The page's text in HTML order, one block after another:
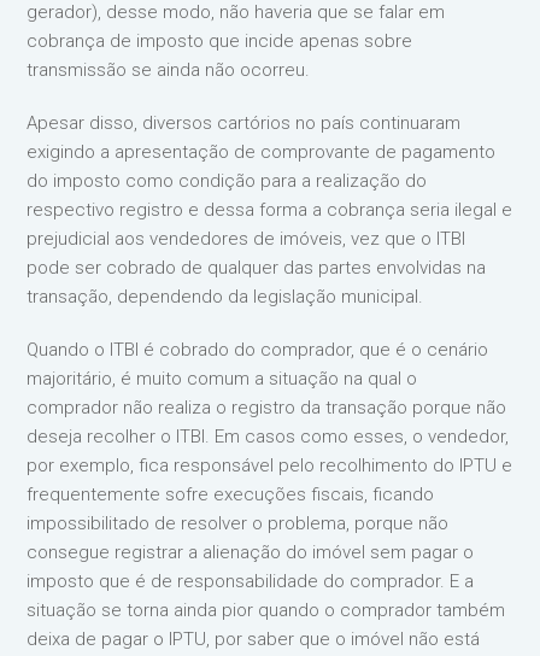
gerador), desse modo, não haveria que se falar em
cobrança de imposto que incide apenas sobre
transmissão se ainda não ocorreu.
Apesar disso, diversos cartórios no país continuaram
exigindo a apresentação de comprovante de pagamento
do imposto como condição para a realização do
respectivo registro e dessa forma a cobrança seria ilegal e
prejudicial aos vendedores de imóveis, vez que o ITBI
pode ser cobrado de qualquer das partes envolvidas na
transação, dependendo da legislação municipal.
Quando o ITBI é cobrado do comprador, que é o cenário
majoritário, é muito comum a situação na qual o
comprador não realiza o registro da transação porque não
deseja recolher o ITBI. Em casos como esses, o vendedor,
por exemplo, fica responsável pelo recolhimento do IPTU e
frequentemente sofre execuções fiscais, ficando
impossibilitado de resolver o problema, porque não
consegue registrar a alienação do imóvel sem pagar o
imposto que é de responsabilidade do comprador. E a
situação se torna ainda pior quando o comprador também
deixa de pagar o IPTU, por saber que o imóvel não está